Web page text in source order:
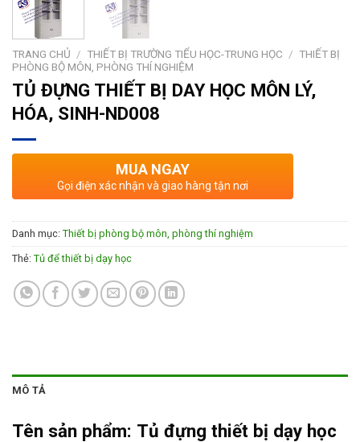
TRANG CHỦ / THIẾT BỊ TRƯỜNG TIỂU HỌC-TRUNG HỌC / THIẾT BỊ
PHÒNG BỘ MÔN, PHÒNG THÍ NGHIỆM
TỦ ĐỰNG THIẾT BỊ DAY HỌC MÔN LÝ,
HÓA, SINH-ND008
MUA NGAY
Gọi điện xác nhận và giao hàng tận nơi
Danh mục: Thiết bị phòng bộ môn, phòng thí nghiệm
Thẻ: Tủ để thiết bị dạy học
MÔ TẢ
Tên sản phẩm: Tủ đựng thiết bị dạy học